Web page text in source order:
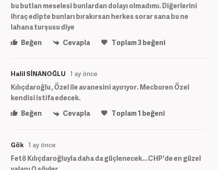
bu butlan meselesi bunlardan dolayı olmadımı. Diğerlerini
ihraç edipte bunları bırakırsan herkes sorar sana bu ne
lahana turşusu diye
Beğen
Cevapla Toplam3beğeni
Halil SİNANOĞLU 1 ay önce
Kılıçdaroğlu , Özel ile avanesini ayırıyor. Mecburen Özel
kendisi istifa edecek.
Beğen
Cevapla Toplam1 beğeni
Gök 1 ay önce
Fetö Kılıçdaroğluyla daha da güçlenecek...CHP'de en güzel